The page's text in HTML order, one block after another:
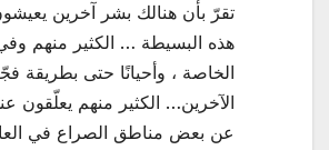
تقرّ بأن هنالك بشر آخرين
هذه البسيطة … الكثير منهم
الخاصة ، وأحيانًا حتى بطريقة
الآخرين… الكثير منهم يعلّقون